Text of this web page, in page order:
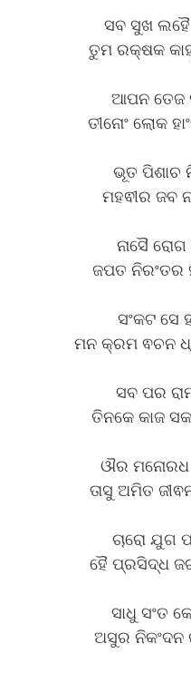
ସବ ସୁଖ ଲହୈ
ତୁମ ରକ୍ଷକ
ଆପନ ତେଜ
ତୀନୋଂ ଲୋକ
ଭୂତ ପିଶାଚ
ମହଵୀର ଜବ
ନାସୈ ରୋଗ
ଜପତ ନିରଂତର
ସଂକଟ ସେ
ମନ କ୍ରମ ଵଚନ
ସବ ପର
ତିନକେ କାଜ
ଔର ମନୋରଧ
ତାସୁ ଅମିତ
ଚାରୋ ଯୁଗ
ହୈ ପ୍ରସିଦ୍ଧ
ସାଧୁ ସଂତ
ଅସୁର ନିକଂଦନ